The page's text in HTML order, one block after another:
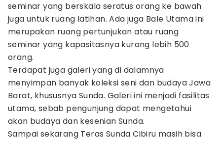
seminar yang berskala seratus orang ke bawah
juga untuk ruang latihan. Ada juga Bale Utama ini
merupakan ruang pertunjukan atau ruang
seminar yang kapasitasnya kurang lebih 500
orang.
Terdapat juga galeri yang di dalamnya
menyimpan banyak koleksi seni dan budaya Jawa
Barat, khususnya Sunda. Galeri ini menjadi fasilitas
utama, sebab pengunjung dapat mengetahui
akan budaya dan kesenian Sunda.
Sampai sekarang Teras Sunda Cibiru masih bisa